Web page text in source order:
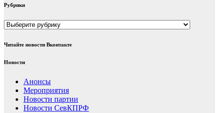
Рубрики
Рубрики
Читайте новости Вконтакте
Новости
Анонсы
Мероприятия
Новости партии
Новости СевКПРФ